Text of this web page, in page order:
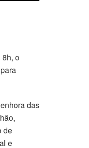
8h, o
das
de
e